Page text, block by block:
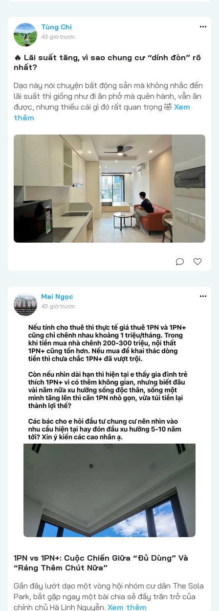
Tùng Chi
43 giờ trước
🔥 Lãi suất tăng, vì sao chung cư “dính đòn” rõ
nhất?
Dạo này nói chuyện bất động sản mà không nhắc đến
lãi suất thì giống như đi ăn phở mà quên hành, vẫn ăn
được, nhưng thiếu cái gì đó rất quan trọng 🤣 Xem
thêm
Mai Ngọc
43 giờ trước
1PN vs 1PN+: Cuộc Chiến Giữa “Đủ Dùng” Và
“Ráng Thêm Chút Nữa”
Gần đây lướt dạo một vòng hội nhóm cư dân The Sola
Park, bắt gặp ngay một bài chia sẻ đầy trăn trở của
chính chủ Hà Linh Nguyễn. Xem thêm